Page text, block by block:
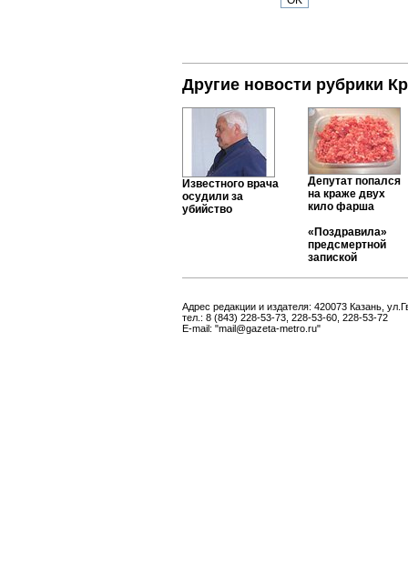
Другие новости рубрики
Известного врача
осудили за
убийство
Депутат попался
на краже двух
кило фарша
«Поздравила»
предсмертной
запиской
Адрес редакции и издателя: 420073 Казань,
тел.: 8 (843) 228-53-73, 228-53-60, 228-53-72
E-mail: "mail@gazeta-metro.ru"